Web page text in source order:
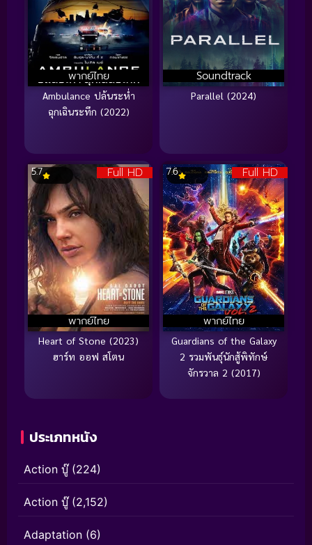
พากย์ไทย
Ambulance ปล้นระห่ำ
ฉุกเฉินระทึก (2022)
Soundtrack
Parallel (2024)
Full HD
พากย์ไทย
5.7
Heart of Stone (2023)
ฮาร์ท ออฟ สโตน
Full HD
พากย์ไทย
7.6
Guardians of the Galaxy
2 รวมพันธุ์นักสู้พิทักษ์
จักรวาล 2 (2017)
ประเภทหนัง
Action บู๊(224)
Action บู๊(2,152)
Adaptation (6)